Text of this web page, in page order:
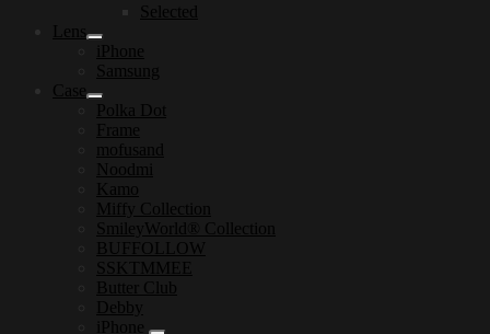
Selected
Lens
iPhone
Samsung
Case
Polka Dot
Frame
mofusand
Noodmi
Kamo
Miffy Collection
SmileyWorld® Collection
BUFFOLLOW
SSKTMMEE
Butter Club
Debby
iPhone